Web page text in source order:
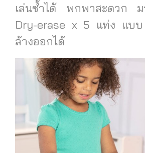
เล่นซ้ำได้ พกพาสะดวก ม
Dry-erase x 5 แท่ง แบ
ล้างออกได้